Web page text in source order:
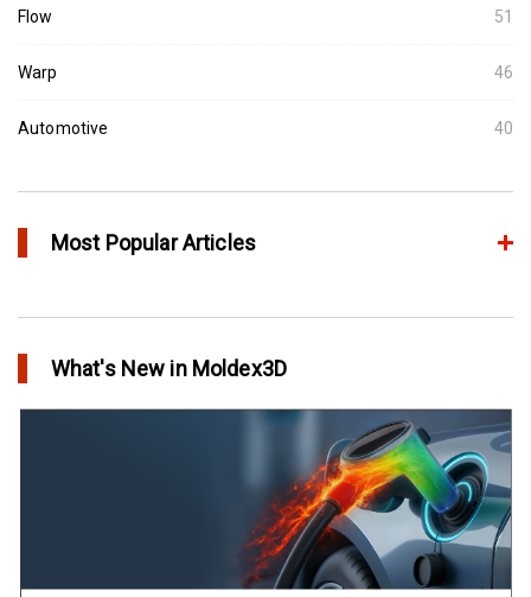
Flow 51
Warp 46
Automotive 40
Most Popular Articles
欧州最大手の自動車部品パーツメーカーFaurecia社の製品設計最
適化プロジェクト－Moldex3Dにより実現
YUDO、ホットランナーシステム成形開発のデザイン検証および
最適化にMoldex3Dの統合を実現
What's New in Moldex3D